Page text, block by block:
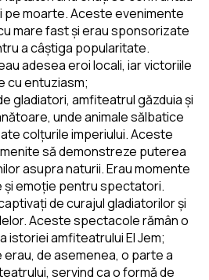
pe moarte. Aceste evenimente
mare fast și erau sponsorizate
a câștiga popularitate.
adesea eroi locali, iar victoriile
cu entuziasm;
gladiatori, amfiteatrul găzduia și
unde animale sălbatice
colțurile imperiului. Aceste
să demonstreze puterea
asupra naturii. Erau momente
și emoție pentru spectatori.
de curajul gladiatorilor și
Aceste spectacole rămân o
istoriei amfiteatrului El Jem;
de asemenea, o parte a
servind ca o formă de